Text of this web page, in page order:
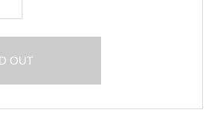
OUT